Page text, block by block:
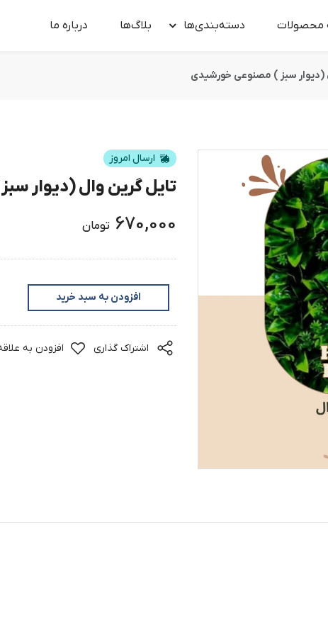
محصولات دسته‌بندی‌ها بلاگ‌ها درباره‌ ما
(دیوار سبز ) مصنوعی خورشیدی
ارسال امروز
تایل گرین وال (دیوار
670,000 تومان
افزودن به سبد خرید
اشتراک گذاری افزودن به